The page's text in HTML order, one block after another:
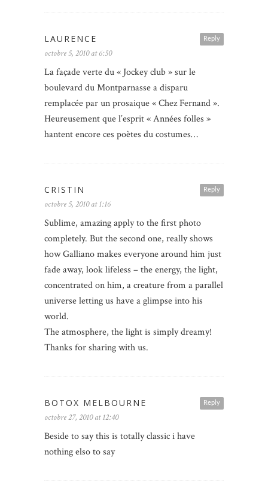
Reply
LAURENCE
octobre 5, 2010 at 6:50
La façade verte du « Jockey club » sur le
boulevard du Montparnasse a disparu
remplacée par un prosaique « Chez Fernand ».
Heureusement que l’esprit « Années folles »
hantent encore ces poètes du costumes…
Reply
CRISTIN
octobre 5, 2010 at 1:16
Sublime, amazing apply to the first photo
completely. But the second one, really shows
how Galliano makes everyone around him just
fade away, look lifeless – the energy, the light,
concentrated on him, a creature from a parallel
universe letting us have a glimpse into his
world.
The atmosphere, the light is simply dreamy!
Thanks for sharing with us.
Reply
BOTOX MELBOURNE
octobre 27, 2010 at 12:40
Beside to say this is totally classic i have
nothing elso to say